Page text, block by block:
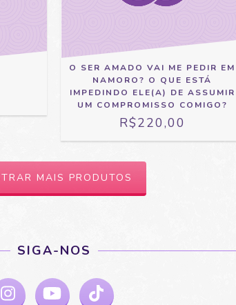
O SER AMADO VAI ME PEDIR EM
NAMORO? O QUE ESTÁ
IMPEDINDO ELE(A) DE ASSUMIR
UM COMPROMISSO COMIGO?
R$220,00
MAIS PRODUTOS
SIGA-NOS